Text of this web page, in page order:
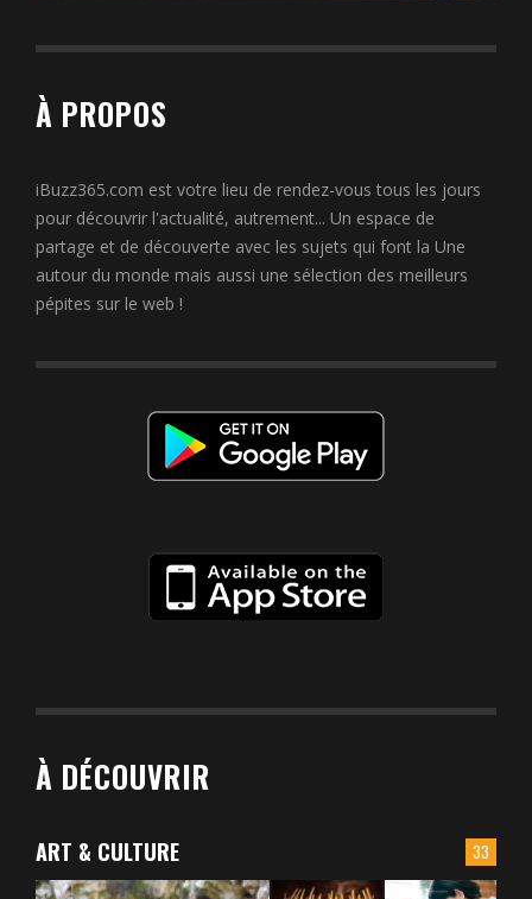
À PROPOS
iBuzz365.com est votre lieu de rendez-vous tous les jours
pour découvrir l'actualité, autrement... Un espace de
partage et de découverte avec les sujets qui font la Une
autour du monde mais aussi une sélection des meilleurs
pépites sur le web !
À DÉCOUVRIR
33
ART & CULTURE